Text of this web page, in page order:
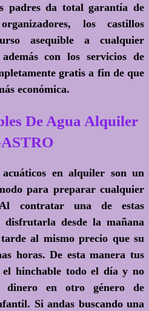
padres da total garantía de
los castillos
asequible a cualquier
con los servicios de
gratis a fin de que
económica.
De Agua Alquiler
en alquiler son un
para preparar cualquier
contratar una de estas
disfrutarla desde la mañana
al mismo precio que su
horas. De esta manera tus
hinchable todo el día y no
dinero en otro género de
Si andas buscando una